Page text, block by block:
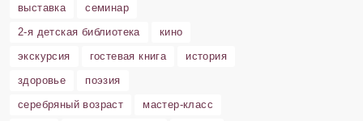
выставка
семинар
2-я детская библиотека
кино
экскурсия
гостевая книга
история
здоровье
поэзия
серебряный возраст
мастер-класс